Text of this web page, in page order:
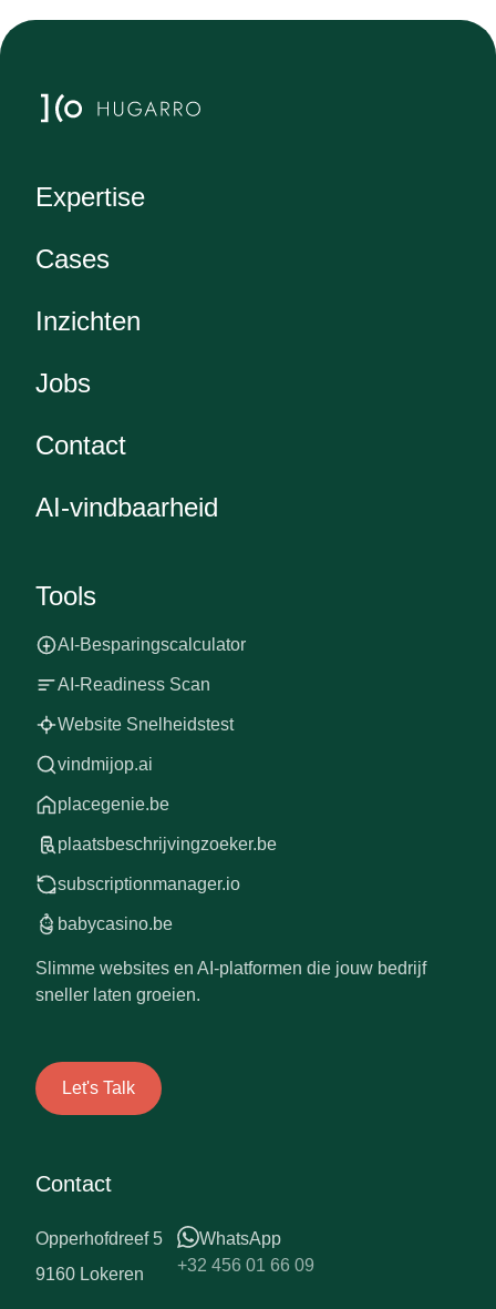
Expertise
Cases
Inzichten
Jobs
Contact
AI-vindbaarheid
Tools
AI-Besparingscalculator
AI-Readiness Scan
Website Snelheidstest
vindmijop.ai
placegenie.be
plaatsbeschrijvingzoeker.be
subscriptionmanager.io
babycasino.be
Slimme websites en AI-platformen die jouw bedrijf
sneller laten groeien.
Let's Talk
Contact
Opperhofdreef 5
9160 Lokeren
WhatsApp
+32 456 01 66 09